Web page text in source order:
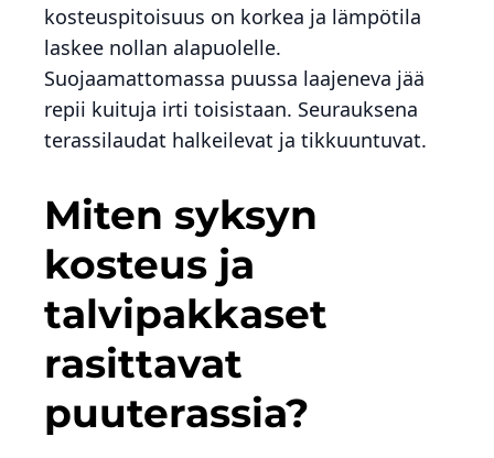
kosteuspitoisuus on korkea ja lämpötila
laskee nollan alapuolelle.
Suojaamattomassa puussa laajeneva jää
repii kuituja irti toisistaan. Seurauksena
terassilaudat halkeilevat ja tikkuuntuvat.
Miten syksyn
kosteus ja
talvipakkaset
rasittavat
puuterassia?